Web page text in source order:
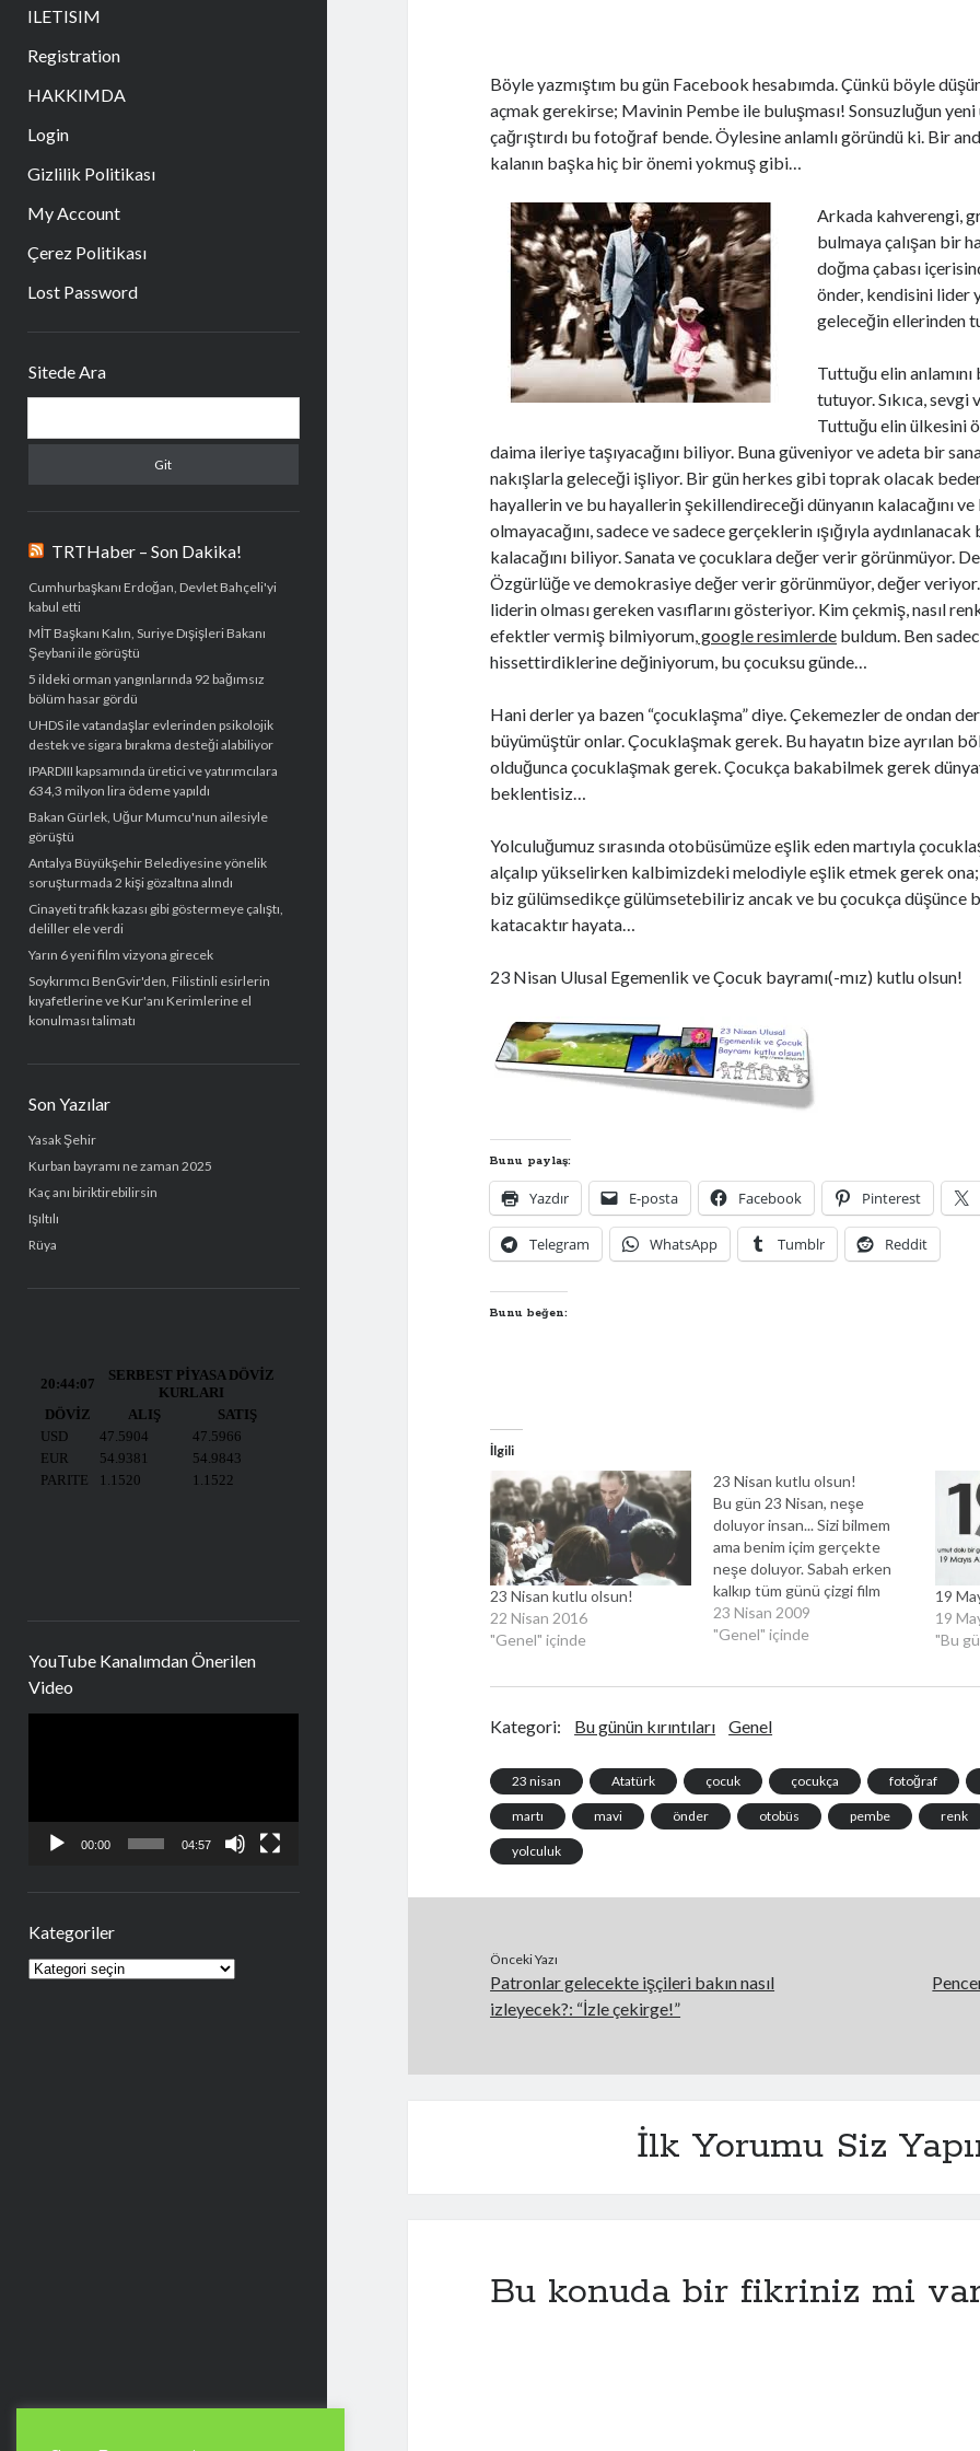
ILETISIM
Registration
HAKKIMDA
Login
Gizlilik Politikası
My Account
Çerez Politikası
Lost Password
Menü
Sitede Ara
TRTHaber – Son Dakika!
Cumhurbaşkanı Erdoğan, Devlet Bahçeli'yi
kabul etti
MİT Başkanı Kalın, Suriye Dışişleri Bakanı
Şeybani ile görüştü
5 ildeki orman yangınlarında 92 bağımsız
bölüm hasar gördü
UHDS ile vatandaşlar evlerinden psikolojik
destek ve sigara bırakma desteği alabiliyor
IPARDIII kapsamında üretici ve yatırımcılara
634,3 milyon lira ödeme yapıldı
Bakan Gürlek, Uğur Mumcu'nun ailesiyle
görüştü
Antalya Büyükşehir Belediyesine yönelik
soruşturmada 2 kişi gözaltına alındı
Cinayeti trafik kazası gibi göstermeye çalıştı,
deliller ele verdi
Yarın 6 yeni film vizyona girecek
Soykırımcı BenGvir'den, Filistinli esirlerin
kıyafetlerine ve Kur'anı Kerimlerine el
konulması talimatı
Son Yazılar
Yasak Şehir
Kurban bayramı ne zaman 2025
Kaç anı biriktirebilirsin
Işıltılı
Rüya
YouTube Kanalımdan Önerilen
Video
00:00 04:57
Kategoriler
Kategoriler
Böyle yazmıştım bu gün Facebook hesabımda. Çünkü böyle
açmak gerekirse; Mavinin Pembe ile buluşması! Sonsuzluğun yeni
çağrıştırdı bu fotoğraf bende. Öylesine anlamlı göründü ki. Bir
kalanın başka hiç bir önemi yokmuş gibi…
Arkada kahverengi,
bulmaya çalışan bir
doğma çabası
önder, kendisini lider
geleceğin ellerinden
Tuttuğu elin
tutuyor. Sıkıca, sevgi
Tuttuğu elin ülkesini
daima ileriye taşıyacağını biliyor. Buna güveniyor ve adeta bir
nakışlarla geleceği işliyor. Bir gün herkes gibi toprak olacak
hayallerin ve bu hayallerin şekillendireceği dünyanın kalacağını
olmayacağını, sadece ve sadece gerçeklerin ışığıyla
kalacağını biliyor. Sanata ve çocuklara değer verir görünmüyor.
Özgürlüğe ve demokrasiye değer verir görünmüyor, değer
liderin olması gereken vasıflarını gösteriyor. Kim çekmiş, nasıl
efektler vermiş bilmiyorum,google resimlerde buldum. Ben
hissettirdiklerine değiniyorum, bu çocuksu günde…
Hani derler ya bazen “çocuklaşma” diye. Çekemezler de ondan
büyümüştür onlar. Çocuklaşmak gerek. Bu hayatın bize ayrılan
olduğunca çocuklaşmak gerek. Çocukça bakabilmek gerek
beklentisiz…
Yolculuğumuz sırasında otobüsümüze eşlik eden martıyla
alçalıp yükselirken kalbimizdeki melodiyle eşlik etmek gerek
biz gülümsedikçe gülümsetebiliriz ancak ve bu çocukça düşünce
katacaktır hayata…
23 Nisan Ulusal Egemenlik ve Çocuk bayramı(-mız) kutlu olsun!
Bunu paylaş:
Yazdır E-posta Facebook Pinterest
Telegram WhatsApp Tumblr Reddit
Bunu beğen:
İlgili
23 Nisan kutlu olsun!
22 Nisan 2016
"Genel" içinde
23 Nisan kutlu olsun!
Bu gün 23 Nisan, neşe
doluyor insan... Sizi bilmem
ama benim içim gerçekte
neşe doluyor. Sabah erken
kalkıp tüm günü çizgi film
izleyerek geçirmek istiyorum
:)) Benim gibi çocuk ruhlu
geleceğimize taşımamızı
duygularla…
23 Nisan 2009
"Genel" içinde
19
19
"Bu
Kategori: Bu günün kırıntıları Genel
23 nisan Atatürk çocuk çocukça fotoğraf
martı mavi önder otobüs pembe renk
yolculuk
Önceki Yazı
Patronlar gelecekte işçileri bakın nasıl
izleyecek?: “İzle çekirge!”
İlk Yorumu Siz
Bu konuda bir fikriniz mi